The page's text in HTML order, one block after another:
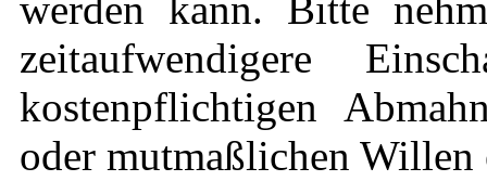
werden kann. Bitte
zeitaufwendigere
kostenpflichtigen
oder mutmaßlichen Willen